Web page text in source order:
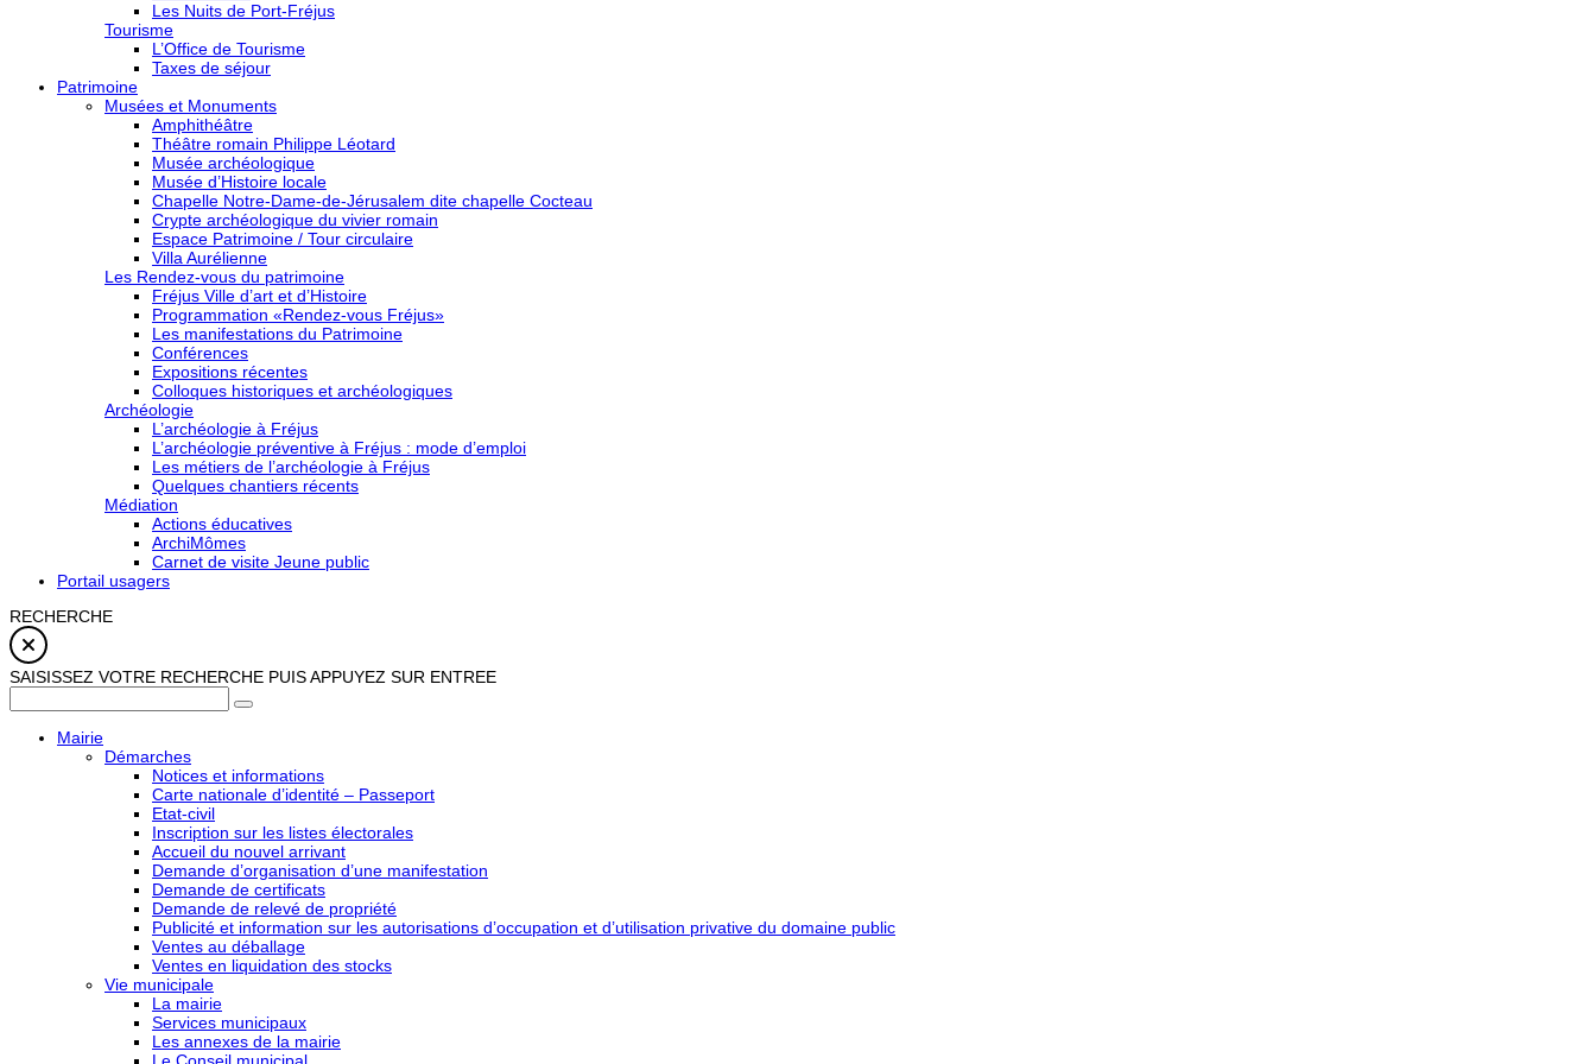
Les Nuits de Port-Fréjus
Tourisme
L’Office de Tourisme
Taxes de séjour
Patrimoine
Musées et Monuments
Amphithéâtre
Théâtre romain Philippe Léotard
Musée archéologique
Musée d’Histoire locale
Chapelle Notre-Dame-de-Jérusalem dite chapelle Cocteau
Crypte archéologique du vivier romain
Espace Patrimoine / Tour circulaire
Villa Aurélienne
Les Rendez-vous du patrimoine
Fréjus Ville d’art et d’Histoire
Programmation «Rendez-vous Fréjus»
Les manifestations du Patrimoine
Conférences
Expositions récentes
Colloques historiques et archéologiques
Archéologie
L’archéologie à Fréjus
L’archéologie préventive à Fréjus : mode d’emploi
Les métiers de l’archéologie à Fréjus
Quelques chantiers récents
Médiation
Actions éducatives
ArchiMômes
Carnet de visite Jeune public
Portail usagers
RECHERCHE
SAISISSEZ VOTRE RECHERCHE PUIS APPUYEZ SUR ENTREE
Mairie
Démarches
Notices et informations
Carte nationale d’identité – Passeport
Etat-civil
Inscription sur les listes électorales
Accueil du nouvel arrivant
Demande d’organisation d’une manifestation
Demande de certificats
Demande de relevé de propriété
Publicité et information sur les autorisations d’occupation et d’utilisation privative du domaine public
Ventes au déballage
Ventes en liquidation des stocks
Vie municipale
La mairie
Services municipaux
Les annexes de la mairie